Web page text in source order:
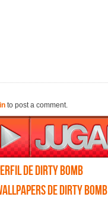
to post a comment.
de Dirty Bomb
de Dirty Bomb